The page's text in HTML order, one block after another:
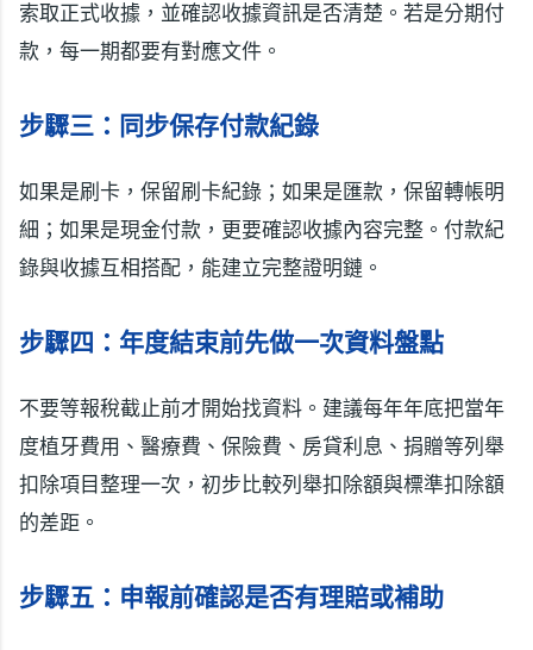
索取正式收據，並確認收據資訊是否清楚。若是分期付
款，每一期都要有對應文件。
步驟三：同步保存付款紀錄
如果是刷卡，保留刷卡紀錄；如果是匯款，保留轉帳明
細；如果是現金付款，更要確認收據內容完整。付款紀
錄與收據互相搭配，能建立完整證明鏈。
步驟四：年度結束前先做一次資料盤點
不要等報稅截止前才開始找資料。建議每年年底把當年
度植牙費用、醫療費、保險費、房貸利息、捐贈等列舉
扣除項目整理一次，初步比較列舉扣除額與標準扣除額
的差距。
步驟五：申報前確認是否有理賠或補助